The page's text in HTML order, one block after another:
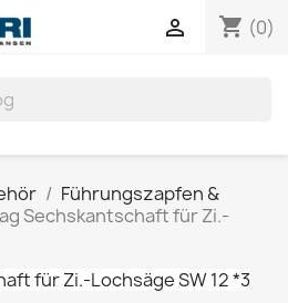
shopping_cart (0)

Führungszapfen &
Sechskantschaft für Zi.-